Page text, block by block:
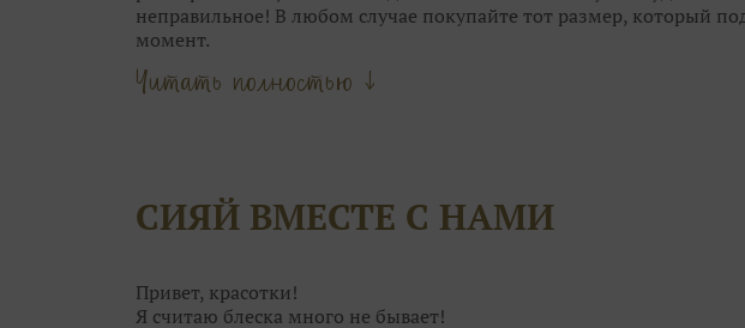
неправильное! В любом случае покупайте тот размер, который
момент.
Главное — это посадка. Если платье вдруг станет великовато,
наоборот. А корсет со шнуровкой и вовсе решит все проблемы
просто не рассмотреть его среди десятков других, каждое из
уникально.
замечаете.
Читать полностью ↓
СИЯЙ ВМЕСТЕ С НАМИ
Привет, красотки!
Я считаю блеска много не бывает!